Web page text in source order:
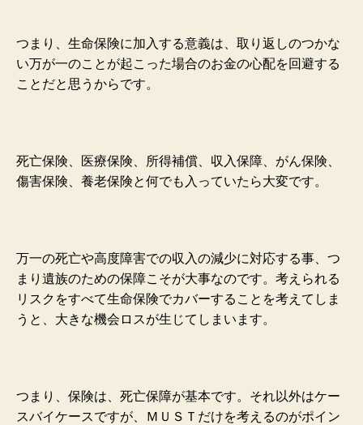
つまり、生命保険に加入する意義は、取り返しのつかな
い万が一のことが起こった場合のお金の心配を回避する
ことだと思うからです。
死亡保険、医療保険、所得補償、収入保障、がん保険、
傷害保険、養老保険と何でも入っていたら大変です。
万一の死亡や高度障害での収入の減少に対応する事、つ
まり遺族のための保障こそが大事なのです。考えられる
リスクをすべて生命保険でカバーすることを考えてしま
うと、大きな機会ロスが生じてしまいます。
つまり、保険は、死亡保障が基本です。それ以外はケー
スバイケースですが、ＭＵＳＴだけを考えるのがポイン